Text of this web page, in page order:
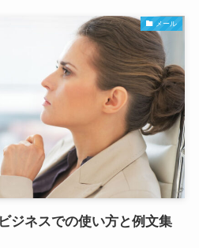
メール
ジネスでの使い方と例文集